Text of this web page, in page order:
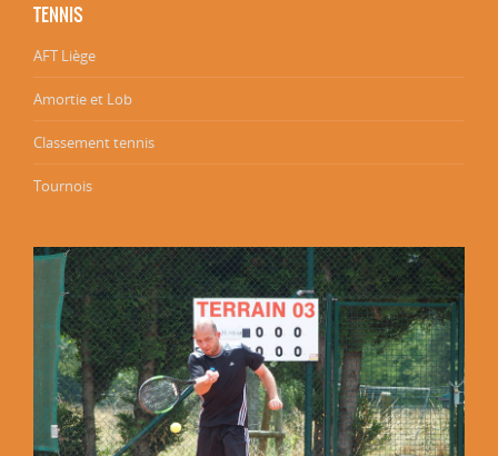
TENNIS
AFT Liège
Amortie et Lob
Classement tennis
Tournois